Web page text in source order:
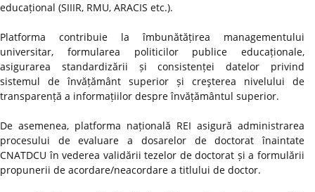
educațional (SIIIR, RMU, ARACIS etc.).
Platforma contribuie la îmbunătățirea managementului
universitar, formularea politicilor publice educaționale,
asigurarea standardizării și consistenței datelor privind
sistemul de învățământ superior și creşterea nivelului de
transparență a informațiilor despre învățământul superior.
De asemenea, platforma națională REI asigură administrarea
procesului de evaluare a dosarelor de doctorat înaintate
CNATDCU în vederea validării tezelor de doctorat și a formulării
propunerii de acordare/neacordare a titlului de doctor.